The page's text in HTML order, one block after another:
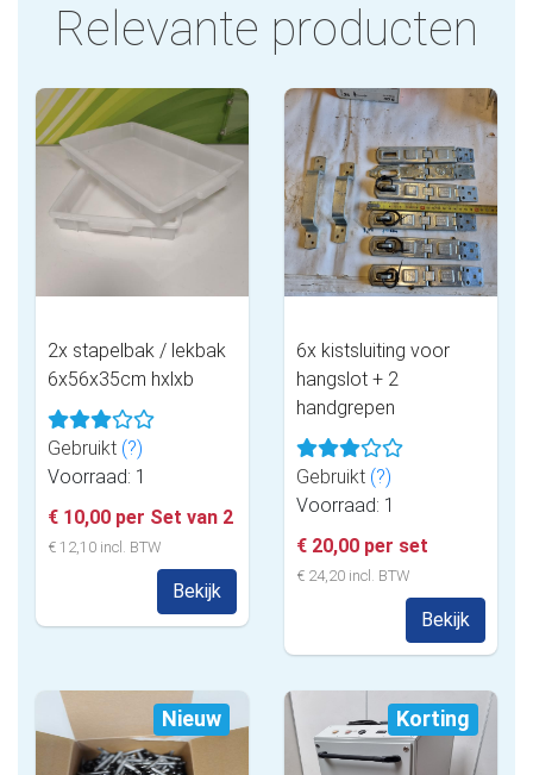
Relevante producten
2x stapelbak / lekbak
6x56x35cm hxlxb
Gebruikt (?)
Voorraad: 1
€ 10,00 per Set van 2
€ 12,10 incl. BTW
Bekijk
6x kistsluiting voor
hangslot + 2
handgrepen
Gebruikt (?)
Voorraad: 1
€ 20,00 per set
€ 24,20 incl. BTW
Bekijk
Nieuw Korting